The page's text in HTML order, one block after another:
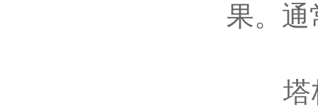
果。通
塔板